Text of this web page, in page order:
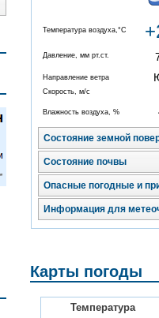
Температура воздуха,°C
Давление, мм рт.ст.
Направление ветра
Скорость, м/с
Влажность воздуха, %
Состояние земной
Состояние почвы
Опасные погодные и
Информация для
Карты погоды
Температура